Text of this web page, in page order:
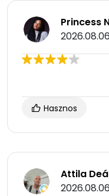
Princess
2026.08.06
Hasznos
Attila
2026.08.06